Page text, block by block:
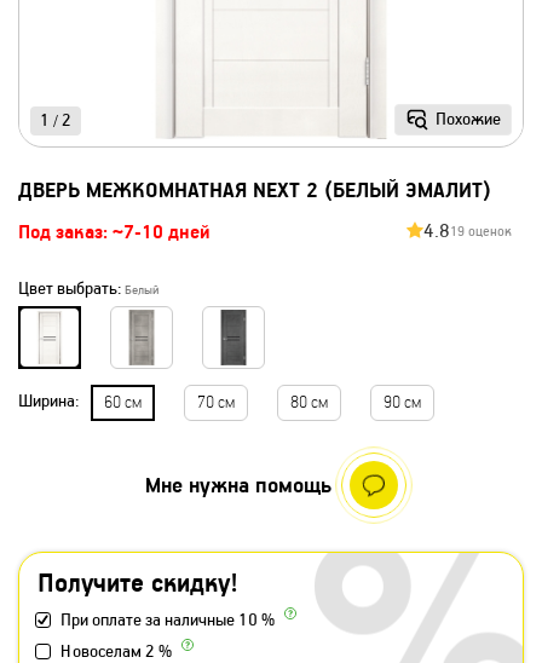
Похожие
1 / 2
ДВЕРЬ МЕЖКОМНАТНАЯ NEXT 2 (БЕЛЫЙ ЭМАЛИТ)
Под заказ: ~7-10 дней 4.819 оценок
Цвет выбрать: Белый
Ширина: 60 см 70 см 80 см 90 см
Получите скидку!
При оплате за наличные 10 %
Новоселам 2 %
Мне нужна помощь